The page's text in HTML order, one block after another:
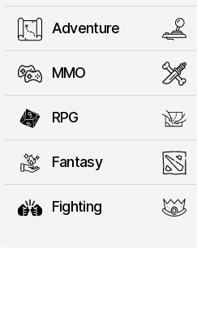
Adventure
MMO
RPG
Fantasy
Fighting